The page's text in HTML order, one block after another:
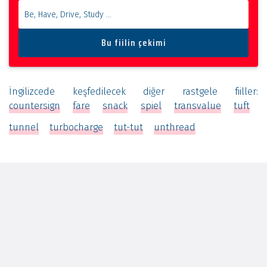
İngilizcede keşfedilecek diğer rastgele fiiller:
countersign
fare snack spiel transvalue
tuft
tunnel
turbocharge tut-tut unthread